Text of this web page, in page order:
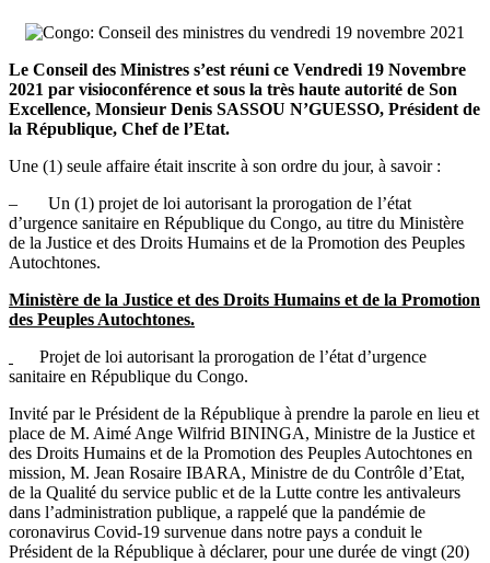
Le Conseil des Ministres s’est réuni ce Vendredi 19 Novembre
2021 par visioconférence et sous la très haute autorité de Son
Excellence, Monsieur Denis SASSOU N’GUESSO, Président de
la République, Chef de l’Etat.
Une (1) seule affaire était inscrite à son ordre du jour, à savoir :
– Un (1) projet de loi autorisant la prorogation de l’état
d’urgence sanitaire en République du Congo, au titre du Ministère
de la Justice et des Droits Humains et de la Promotion des Peuples
Autochtones.
Ministère de la Justice et des Droits Humains et de la Promotion
des Peuples Autochtones.
Projet de loi autorisant la prorogation de l’état d’urgence
sanitaire en République du Congo.
Invité par le Président de la République à prendre la parole en lieu et
place de M. Aimé Ange Wilfrid BININGA, Ministre de la Justice et
des Droits Humains et de la Promotion des Peuples Autochtones en
mission, M. Jean Rosaire IBARA, Ministre de du Contrôle d’Etat,
de la Qualité du service public et de la Lutte contre les antivaleurs
dans l’administration publique, a rappelé que la pandémie de
coronavirus Covid-19 survenue dans notre pays a conduit le
Président de la République à déclarer, pour une durée de vingt (20)